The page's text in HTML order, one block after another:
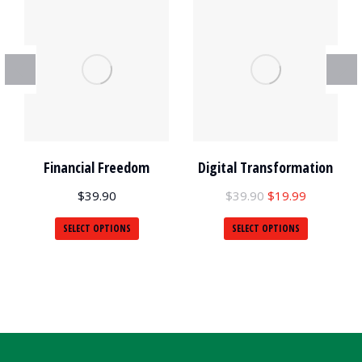
Financial Freedom
$39.90
SELECT OPTIONS
Digital Transformation
$39.90 $19.99
SELECT OPTIONS